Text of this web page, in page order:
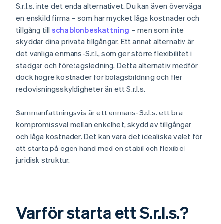
S.r.l.s. inte det enda alternativet. Du kan även överväga
en enskild firma – som har mycket låga kostnader och
tillgång till schablonbeskattning – men som inte
skyddar dina privata tillgångar. Ett annat alternativ är
det vanliga enmans-S.r.l., som ger större flexibilitet i
stadgar och företagsledning. Detta alternativ medför
dock högre kostnader för bolagsbildning och fler
redovisningsskyldigheter än ett S.r.l.s.
Sammanfattningsvis är ett enmans-S.r.l.s. ett bra
kompromissval mellan enkelhet, skydd av tillgångar
och låga kostnader. Det kan vara det idealiska valet för
att starta på egen hand med en stabil och flexibel
juridisk struktur.
Varför starta ett S.r.l.s.?